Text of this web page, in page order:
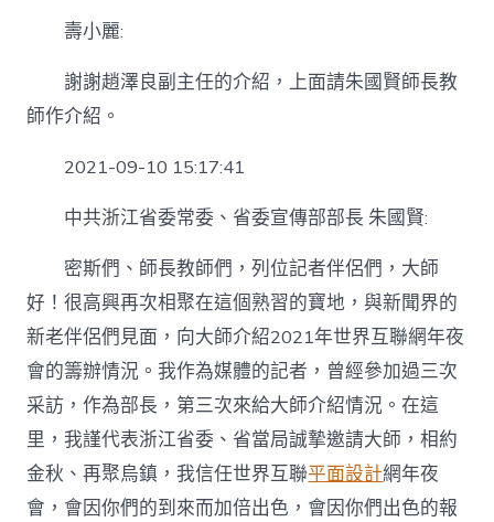
壽小麗:
謝謝趙澤良副主任的介紹，上面請朱國賢師長教
師作介紹。
2021-09-10 15:17:41
中共浙江省委常委、省委宣傳部部長 朱國賢:
密斯們、師長教師們，列位記者伴侶們，大師
好！很高興再次相聚在這個熟習的寶地，與新聞界的
新老伴侶們見面，向大師介紹2021年世界互聯網年夜
會的籌辦情況。我作為媒體的記者，曾經參加過三次
采訪，作為部長，第三次來給大師介紹情況。在這
里，我謹代表浙江省委、省當局誠摯邀請大師，相約
金秋、再聚烏鎮，我信任世界互聯平面設計網年夜
會，會因你們的到來而加倍出色，會因你們出色的報